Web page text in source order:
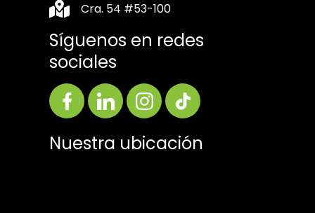
Cra. 54 #53-100
Síguenos en redes
sociales
Nuestra ubicación